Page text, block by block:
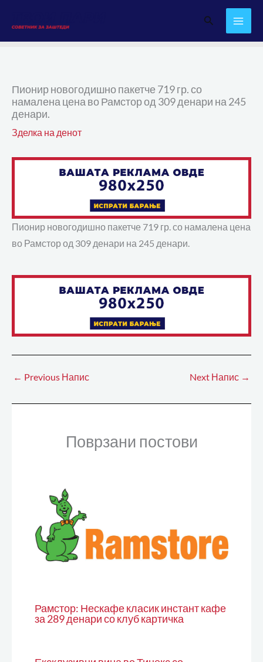
content
Search
Пионир новогодишно пакетче 719 гр. со
намалена цена во Рамстор од 309 денари на 245
денари.
Зделка на денот
Пионир новогодишно пакетче 719 гр. со намалена цена
во Рамстор од 309 денари на 245 денари.
← Previous Напис Next Напис →
Поврзани постови
Рамстор: Нескафе класик инстант кафе
за 289 денари со клуб картичка